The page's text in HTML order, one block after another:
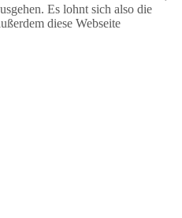
Es lohnt sich also die
diese Webseite